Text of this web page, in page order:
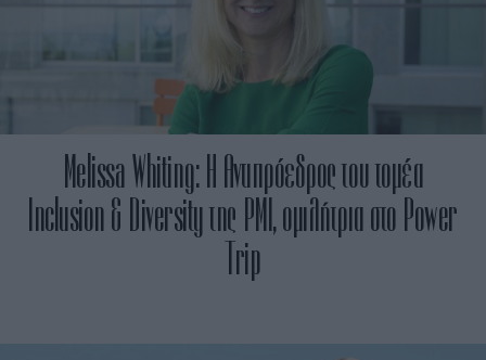
Melissa Whiting: Η Αντιπρόεδρος του τομέα
Inclusion & Diversity της PMI, ομιλήτρια στο Power
Trip